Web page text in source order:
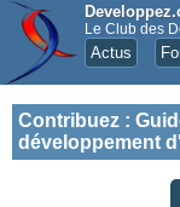
Le Club des
Actus
Contribuez :
développement